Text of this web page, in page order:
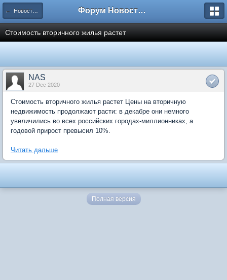
← Новости рынка недвижимости Форум Новостройки
Стоимость вторичного жилья растет
NAS
27 Dec 2020
Стоимость вторичного жилья растет Цены на вторичную
недвижимость продолжают расти: в декабре они немного
увеличились во всех российских городах-миллионниках, а
годовой прирост превысил 10%.
Читать дальше
Полная версия